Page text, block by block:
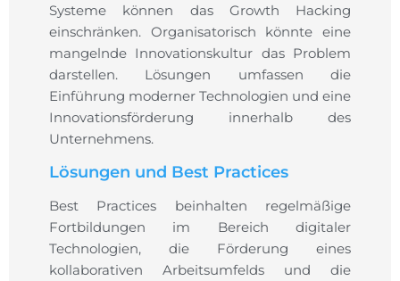
Systeme können das Growth Hacking
einschränken. Organisatorisch könnte eine
mangelnde Innovationskultur das Problem
darstellen. Lösungen umfassen die
Einführung moderner Technologien und eine
Innovationsförderung innerhalb des
Unternehmens.
Lösungen und Best Practices
Best Practices beinhalten regelmäßige
Fortbildungen im Bereich digitaler
Technologien, die Förderung eines
kollaborativen Arbeitsumfelds und die